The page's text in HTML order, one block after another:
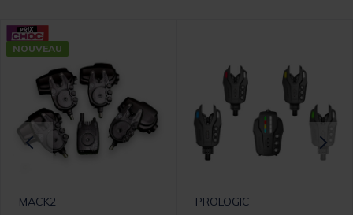
NOUVEAU
MACK2 PROLOGIC